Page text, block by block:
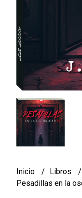
Inicio Libros
Pesadillas en la